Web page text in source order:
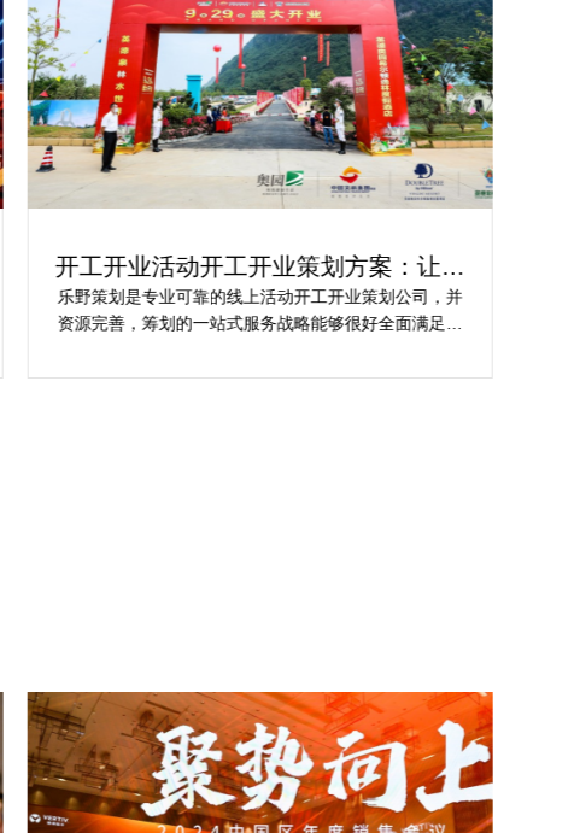
轻松实现创新：开工仪式策划活动方案
解析
樊总担心策划公司对品牌理念理解不足，导致宣传方案
不匹配。并且再指望项目落地时执行一致性、媒体反馈
公司时极度关注创意、行业经验、媒体资源等维度。